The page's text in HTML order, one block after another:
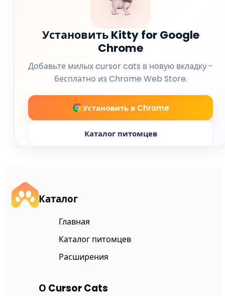
Установить Kitty for Google
Chrome
Добавьте милых cursor cats в новую вкладку -
бесплатно из Chrome Web Store.
Установить в Chrome
Каталог питомцев
Каталог
Главная
Каталог питомцев
Расширения
О Cursor Cats